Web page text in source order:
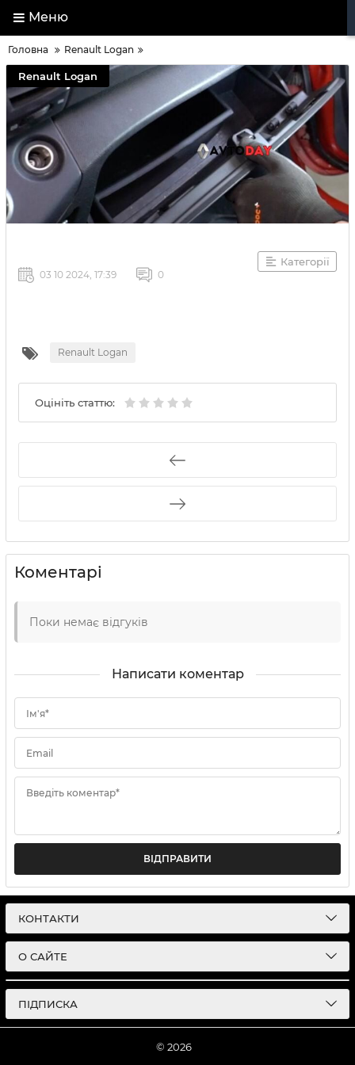
Меню
Головна Renault Logan
Renault Logan
Категорії
03 10 2024, 17:39 0
Renault Logan
Оцініть статтю:
Коментарі
Поки немає відгуків
Написати коментар
Ім'я*
Email
Введіть коментар*
ВІДПРАВИТИ
КОНТАКТИ
О САЙТЕ
ПІДПИСКА
© 2026